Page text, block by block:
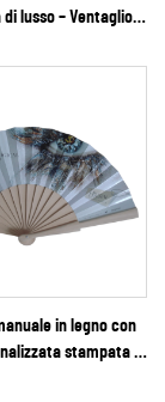
lusso – Ventaglio
ideale per
ospitalità
in legno con
stampata –